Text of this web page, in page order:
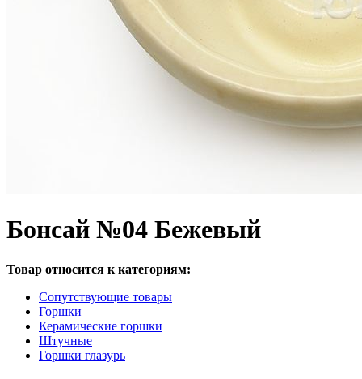
Бонсай №04 Бежевый
Товар относится к категориям:
Сопутствующие товары
Горшки
Керамические горшки
Штучные
Горшки глазурь